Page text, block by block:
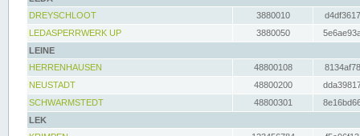
DREYSCHLOOT
3880010
LEDASPERRWERK UP
3880050
LEINE
HERRENHAUSEN
48800108
NEUSTADT
48800200
SCHWARMSTEDT
48800301
LEK